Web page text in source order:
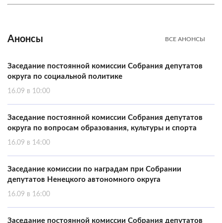
Анонсы ВСЕ АНОНСЫ
Заседание постоянной комиссии Собрания депутатов
округа по социальной политике
16.09 в 10:00
Заседание постоянной комиссии Собрания депутатов
округа по вопросам образования, культуры и спорта
16.09 в 14:00
Заседание комиссии по наградам при Собрании
депутатов Ненецкого автономного округа
16.09 в 16:00
Заседание постоянной комиссии Собрания депутатов